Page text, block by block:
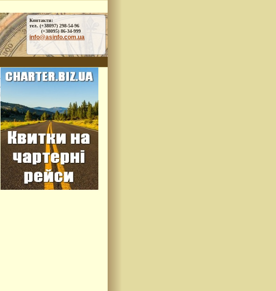
Контакти:
тел. (+38097) 298-54-96
(+38095) 86-34-999
info@asinfo.com.ua
міста